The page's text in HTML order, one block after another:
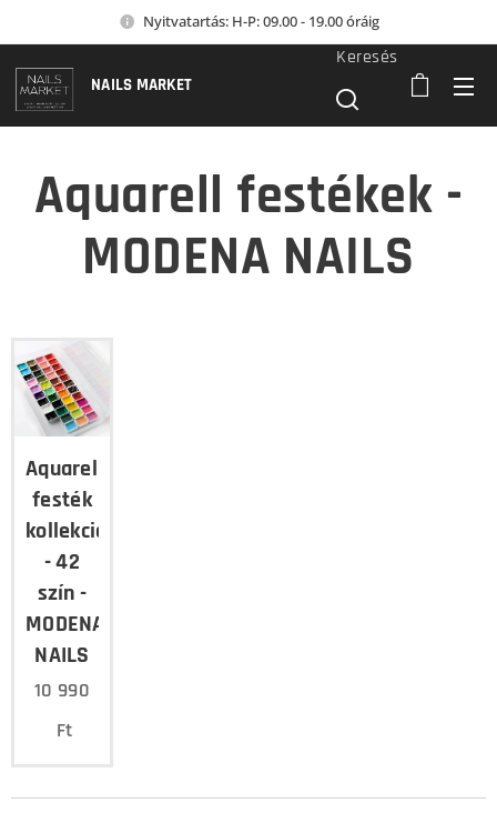
Nyitvatartás: H-P: 09.00 - 19.00 óráig
NAILS MARKET
Keresés
Aquarell festékek -
MODENA NAILS
Aquarell
festék
kollekció
- 42
szín -
MODENA
NAILS
10 990
Ft